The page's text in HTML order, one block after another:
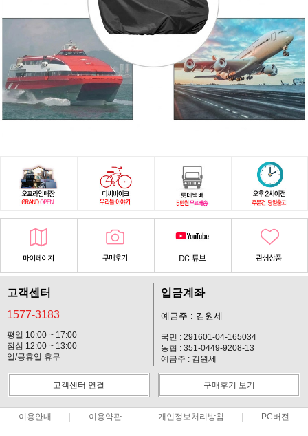
고객센터
1577-3183
평일 10:00 ~ 17:00
점심 12:00 ~ 13:00
일/공휴일 휴무
입금계좌
예금주 : 김원세
국민 : 291601-04-165034
농협 : 351-0449-9208-13
예금주 : 김원세
고객센터 연결 구매후기 보기
이용안내 이용약관 개인정보처리방침 PC버전